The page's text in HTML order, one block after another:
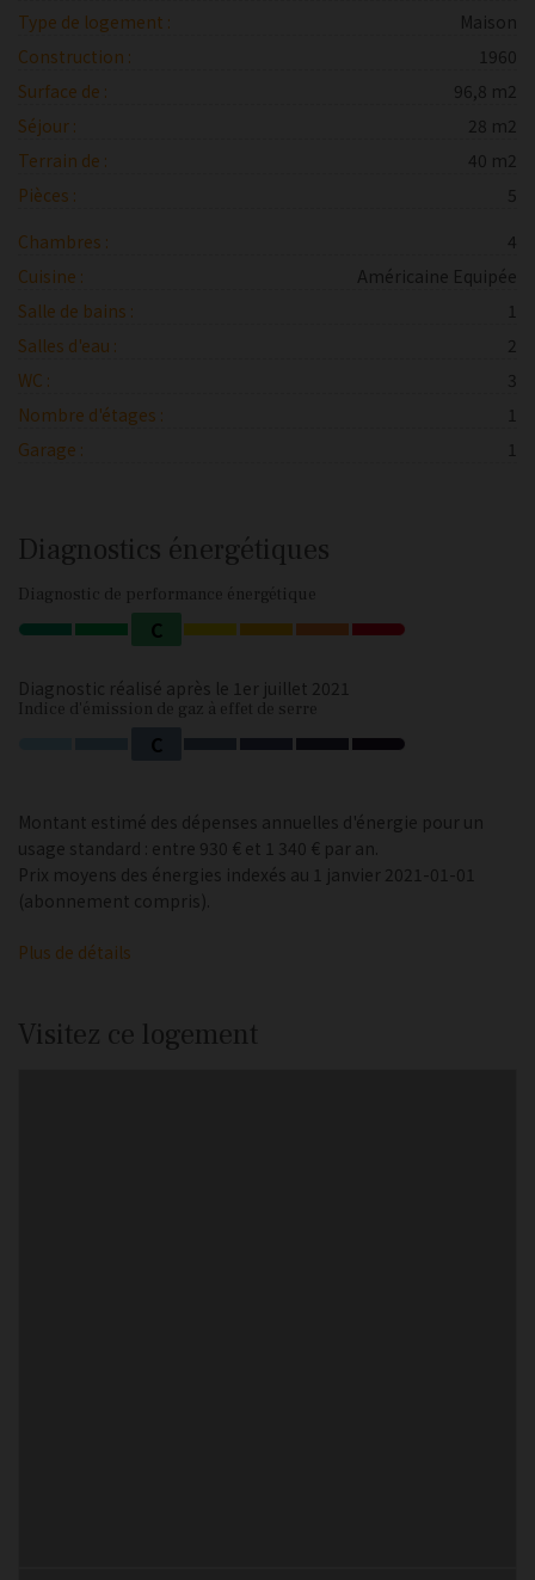
Type de logement :
Maison
Construction :
1960
Surface de :
96,8 m2
Séjour :
28 m2
Terrain de :
40 m2
Pièces :
5
Chambres :
4
Cuisine :
Américaine Equipée
Salle de bains :
Salles d'eau :
2
WC :
3
Nombre d'étages :
Garage :
Diagnostics énergétiques
Diagnostic de performance énergétique
C
Diagnostic réalisé après le 1er juillet 2021
Indice d'émission de gaz à effet de serre
C
Montant estimé des dépenses annuelles d'énergie pour un
usage standard : entre 930 € et 1 340 € par an.
Prix moyens des énergies indexés au 1 janvier 2021-01-01
(abonnement compris).
Plus de détails
Visitez ce logement